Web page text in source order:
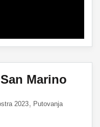
Marino
2023
Putovanja